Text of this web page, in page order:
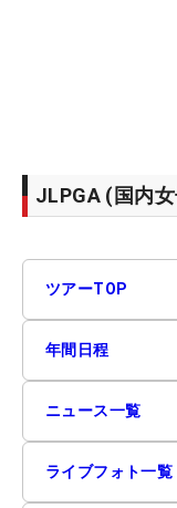
JLPGA (国内
ツアーTOP
年間日程
ニュース一覧
ライブフォト一覧